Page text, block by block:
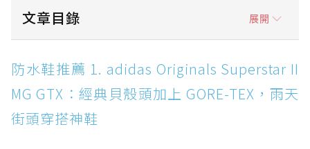
文章目錄 展開
防水鞋推薦 1. adidas Originals Superstar II
MG GTX：經典貝殼頭加上 GORE-TEX，雨天街
頭穿搭神鞋
防水鞋推薦 2. New Balance Hierro v9 GORE-
防水鞋推薦 1. adidas Originals Superstar II
MG GTX：經典貝殼頭加上 GORE-TEX，雨天
街頭穿搭神鞋